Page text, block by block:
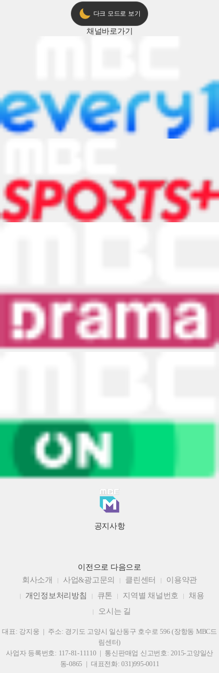
다크 모드로 보기
채널바로가기
공지사항
이전으로 다음으로
회사소개
사업&광고문의 클린센터
이용약관
개인정보처리방침
큐톤 지역별 채널번호
채용
오시는 길
대표: 강지웅 | 주소: 경기도 고양시 일산동구 호수로 596 (장항동 MBC드
림센터)
사업자 등록번호: 117-81-11110 | 통신판매업 신고번호: 2015-고양일산
동-0865 | 대표전화: 031)995-0011